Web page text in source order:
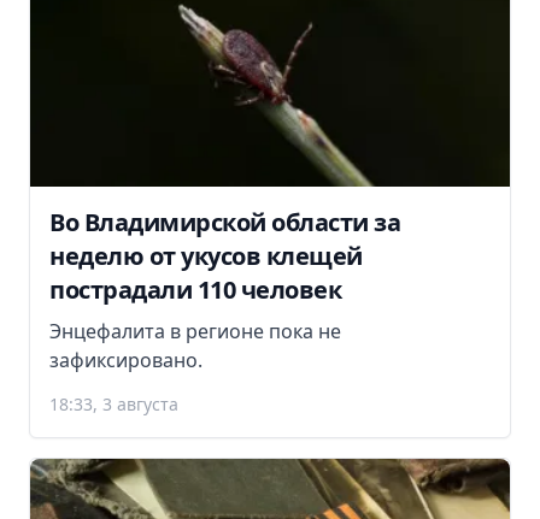
Во Владимирской области за
неделю от укусов клещей
пострадали 110 человек
Энцефалита в регионе пока не
зафиксировано.
18:33, 3 августа